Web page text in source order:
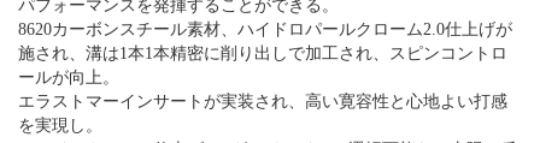
パフォーマンスを発揮することができる。
8620カーボンスチール素材、ハイドロパールクローム2.0仕上げが
施され、溝は1本1本精密に削り出しで加工され、スピンコントロ
ールが向上。
エラストマーインサートが実装され、高い寛容性と心地よい打感
を実現し。